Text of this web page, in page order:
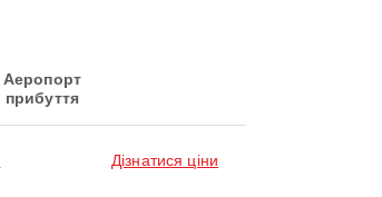
Аеропорт
прибуття
Дізнатися ціни